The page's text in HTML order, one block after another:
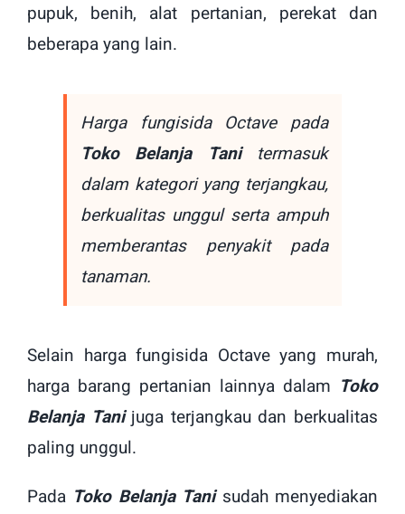
pupuk, benih, alat pertanian, perekat dan
beberapa yang lain.
Harga fungisida Octave pada
Toko Belanja Tanitermasuk
dalam kategori yang terjangkau,
berkualitas unggul serta ampuh
memberantas penyakit pada
tanaman.
Selain harga fungisida Octave yang murah,
harga barang pertanian lainnya dalam Toko
Belanja Tanijuga terjangkau dan berkualitas
paling unggul.
Pada Toko Belanja Tanisudah menyediakan